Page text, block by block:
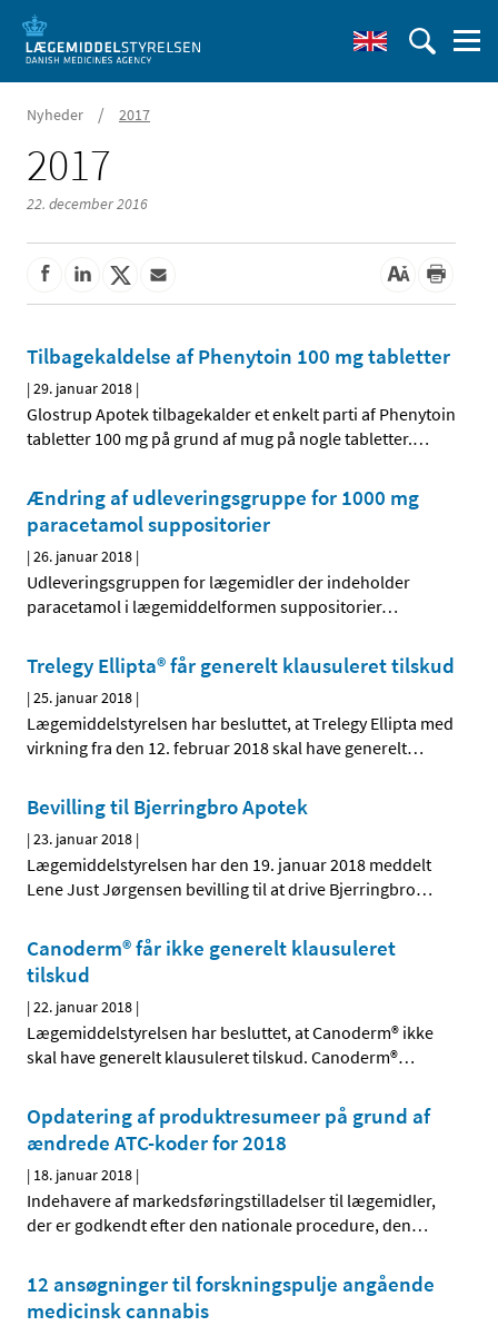
Nyheder / 2017
2017
22. december 2016
Tilbagekaldelse af Phenytoin 100 mg tabletter
|29. januar 2018 |
Glostrup Apotek tilbagekalder et enkelt parti af Phenytoin
tabletter 100 mg på grund af mug på nogle tabletter.…
Ændring af udleveringsgruppe for 1000 mg
paracetamol suppositorier
|26. januar 2018 |
Udleveringsgruppen for lægemidler der indeholder
paracetamol i lægemiddelformen suppositorier…
Trelegy Ellipta® får generelt klausuleret tilskud
|25. januar 2018 |
Lægemiddelstyrelsen har besluttet, at Trelegy Ellipta med
virkning fra den 12. februar 2018 skal have generelt…
Bevilling til Bjerringbro Apotek
|23. januar 2018 |
Lægemiddelstyrelsen har den 19. januar 2018 meddelt
Lene Just Jørgensen bevilling til at drive Bjerringbro…
Canoderm® får ikke generelt klausuleret
tilskud
|22. januar 2018 |
Lægemiddelstyrelsen har besluttet, at Canoderm® ikke
skal have generelt klausuleret tilskud. Canoderm®…
Opdatering af produktresumeer på grund af
ændrede ATC-koder for 2018
| 18. januar 2018 |
Indehavere af markedsføringstilladelser til lægemidler,
der er godkendt efter den nationale procedure, den…
12 ansøgninger til forskningspulje angående
medicinsk cannabis